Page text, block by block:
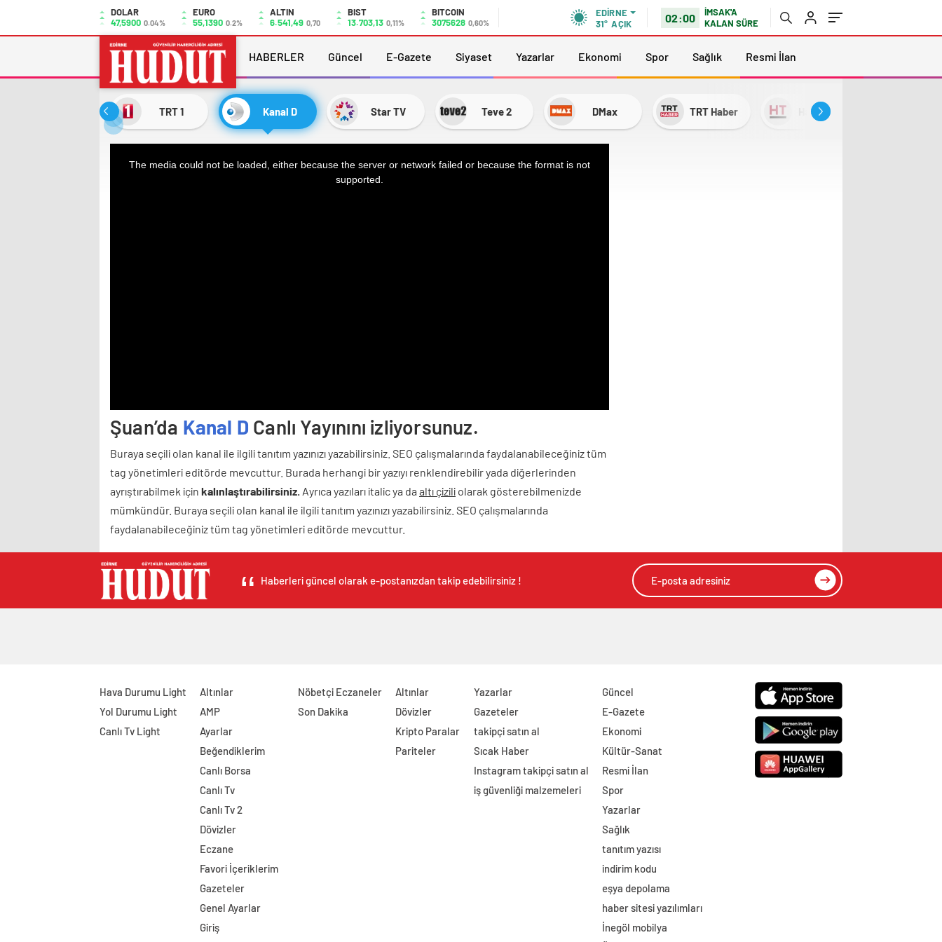
DOLAR
47,5900 0.04%
EURO
55,1390 0.2%
ALTIN
6.541,49 0,70
BIST
13.703,13 0,11%
BITCOIN
3075628 0,60%
EDIRNE
31° AÇIK 02:00
İMSAK'A
KALAN SÜRE
HABERLER Güncel E-Gazete Siyaset Yazarlar Ekonomi Spor Sağlık Resmi İlan
TRT 1 Kanal D Star TV Teve 2 DMax TRT Haber Habertürk
The media could not be loaded, either because the server or network failed or because the format is not
supported.
Şuan’da Kanal D Canlı Yayınını izliyorsunuz.
Buraya seçili olan kanal ile ilgili tanıtım yazınızı yazabilirsiniz. SEO çalışmalarında faydalanabileceğiniz tüm
tag yönetimleri editörde mevcuttur. Burada herhangi bir yazıyı renklendirebilir yada diğerlerinden
ayrıştırabilmek için kalınlaştırabilirsiniz. Ayrıca yazıları italic ya da altı çizili olarak gösterebilmenizde
mümkündür. Buraya seçili olan kanal ile ilgili tanıtım yazınızı yazabilirsiniz. SEO çalışmalarında
faydalanabileceğiniz tüm tag yönetimleri editörde mevcuttur.
Haberleri güncel olarak e-postanızdan takip edebilirsiniz !
Hava Durumu Light
Yol Durumu Light
Canlı Tv Light
Altınlar
AMP
Ayarlar
Beğendiklerim
Canlı Borsa
Canlı Tv
Canlı Tv 2
Dövizler
Eczane
Favori İçeriklerim
Gazeteler
Genel Ayarlar
Giriş
Nöbetçi Eczaneler
Son Dakika
Altınlar
Dövizler
Kripto Paralar
Pariteler
Yazarlar
Gazeteler
takipçi satın al
Sıcak Haber
Instagram takipçi satın al
iş güvenliği malzemeleri
Güncel
E-Gazete
Ekonomi
Kültür-Sanat
Resmi İlan
Spor
Yazarlar
Sağlık
tanıtım yazısı
indirim kodu
eşya depolama
haber sitesi yazılımları
İnegöl mobilya